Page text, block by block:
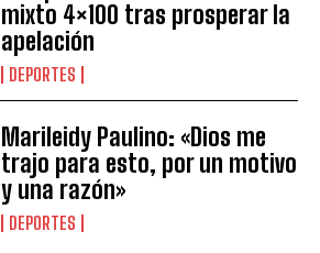
mixto 4×100 tras prosperar la
apelación
DEPORTES
Marileidy Paulino: «Dios me
trajo para esto, por un motivo
y una razón»
DEPORTES